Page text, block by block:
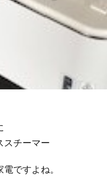
スチーマー
ですよね。